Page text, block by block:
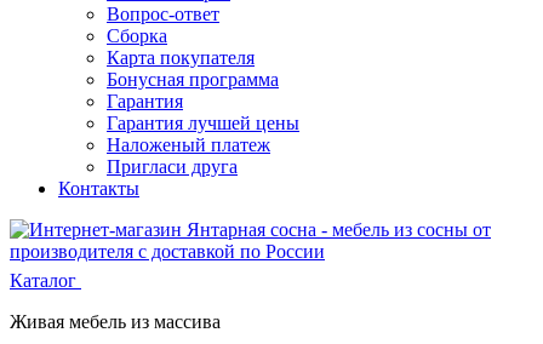
Вопрос-ответ
Сборка
Карта покупателя
Бонусная программа
Гарантия
Гарантия лучшей цены
Наложеный платеж
Пригласи друга
Контакты
Каталог
Живая мебель из массива